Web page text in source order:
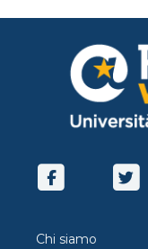
Chi siamo